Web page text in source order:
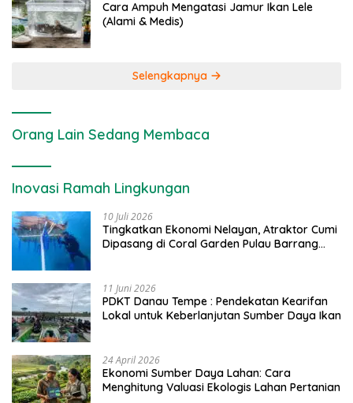
Cara Ampuh Mengatasi Jamur Ikan Lele
(Alami & Medis)
Selengkapnya
Orang Lain Sedang Membaca
Inovasi Ramah Lingkungan
10 Juli 2026
Tingkatkan Ekonomi Nelayan, Atraktor Cumi
Dipasang di Coral Garden Pulau Barrang
11 Juni 2026
PDKT Danau Tempe : Pendekatan Kearifan
Lokal untuk Keberlanjutan Sumber Daya Ikan
24 April 2026
Ekonomi Sumber Daya Lahan: Cara
Menghitung Valuasi Ekologis Lahan Pertanian